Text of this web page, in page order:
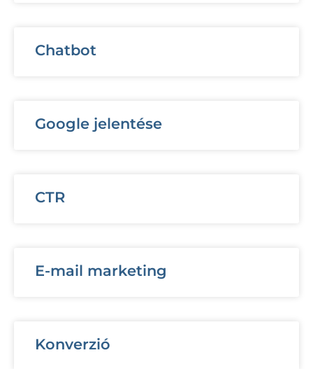
Chatbot
Google jelentése
CTR
E-mail marketing
Konverzió